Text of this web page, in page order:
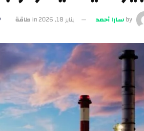
byسارا أحمد يناير 18, 2026 inطاقة